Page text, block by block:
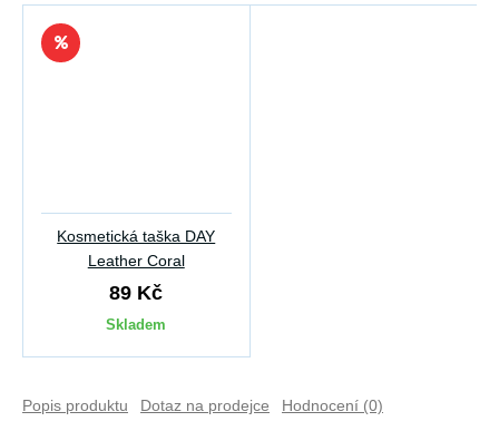
Kosmetická taška DAY
Leather Coral
89 Kč
Skladem
Popis produktu Dotaz na prodejce Hodnocení (0)